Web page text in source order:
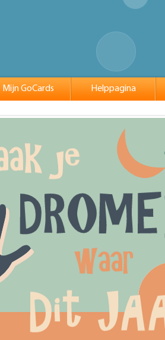
Mijn GoCards Helppagina